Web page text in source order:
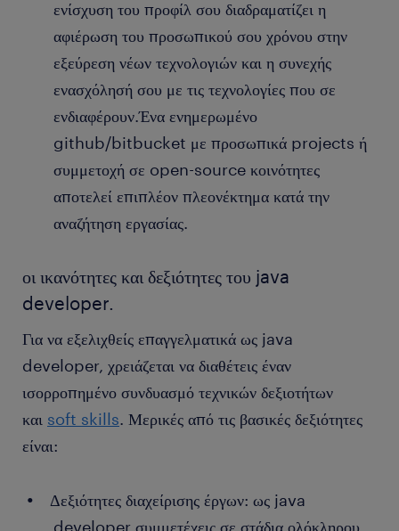
ενίσχυση του προφίλ σου διαδραματίζει η
αφιέρωση του προσωπικού σου χρόνου στην
εξεύρεση νέων τεχνολογιών και η συνεχής
ενασχόλησή σου με τις τεχνολογίες που σε
ενδιαφέρουν.Ένα ενημερωμένο
github/bitbucket με προσωπικά projects ή
συμμετοχή σε open-source κοινότητες
αποτελεί επιπλέον πλεονέκτημα κατά την
αναζήτηση εργασίας.
οι ικανότητες και δεξιότητες του java
developer.
Για να εξελιχθείς επαγγελματικά ως java
developer, χρειάζεται να διαθέτεις έναν
ισορροπημένο συνδυασμό τεχνικών δεξιοτήτων
και soft skills. Μερικές από τις βασικές δεξιότητες
είναι:
Δεξιότητες διαχείρισης έργων: ως java
developer συμμετέχεις σε στάδια ολόκληρου